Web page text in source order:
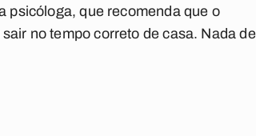
psicóloga, que recomenda que o
no tempo correto de casa. Nada de